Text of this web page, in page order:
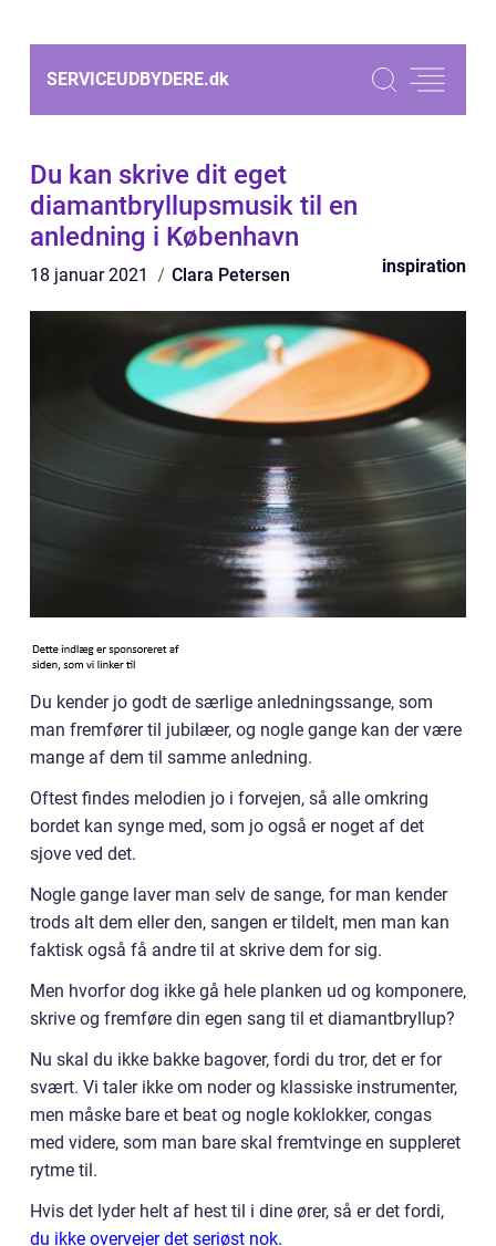
SERVICEUDBYDERE.dk
Du kan skrive dit eget
diamantbryllupsmusik til en
anledning i København
18 januar 2021 Clara Petersen inspiration
Du kender jo godt de særlige anledningssange, som
man fremfører til jubilæer, og nogle gange kan der være
mange af dem til samme anledning.
Oftest findes melodien jo i forvejen, så alle omkring
bordet kan synge med, som jo også er noget af det
sjove ved det.
Nogle gange laver man selv de sange, for man kender
trods alt dem eller den, sangen er tildelt, men man kan
faktisk også få andre til at skrive dem for sig.
Men hvorfor dog ikke gå hele planken ud og komponere,
skrive og fremføre din egen sang til et diamantbryllup?
Nu skal du ikke bakke bagover, fordi du tror, det er for
svært. Vi taler ikke om noder og klassiske instrumenter,
men måske bare et beat og nogle koklokker, congas
med videre, som man bare skal fremtvinge en suppleret
rytme til.
Hvis det lyder helt af hest til i dine ører, så er det fordi,
du ikke overvejer det seriøst nok.